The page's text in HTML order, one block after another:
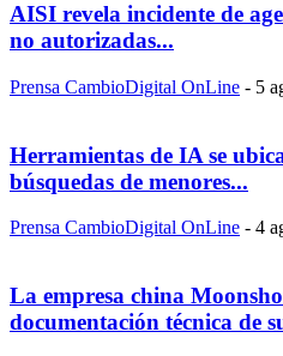
AISI revela incidente de
no autorizadas...
Prensa CambioDigital OnLine - 5
Herramientas de IA se
búsquedas de menores...
Prensa CambioDigital OnLine - 4
La empresa china
documentación técnica de